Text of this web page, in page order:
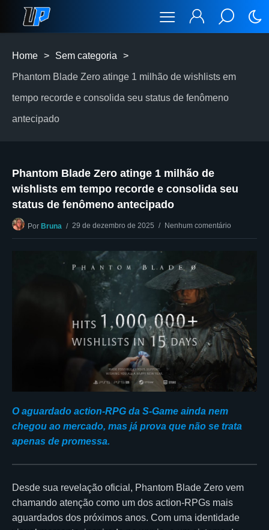
Home > Sem categoria >
Phantom Blade Zero atinge 1 milhão de wishlists em
tempo recorde e consolida seu status de fenômeno
antecipado
Phantom Blade Zero atinge 1 milhão de
wishlists em tempo recorde e consolida seu
status de fenômeno antecipado
Por Bruna 29 de dezembro de 2025 Nenhum comentário
O aguardado action-RPG da S-Game ainda nem
chegou ao mercado, mas já prova que não se trata
apenas de promessa.
Desde sua revelação oficial, Phantom Blade Zero vem
chamando atenção como um dos action-RPGs mais
aguardados dos próximos anos. Com uma identidade